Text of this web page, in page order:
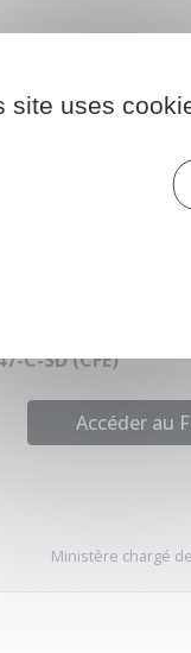
en fonction du
si son chiffre
le
il dépend,
C-SD (CFE)
Accéder au
Ministère chargé
site uses